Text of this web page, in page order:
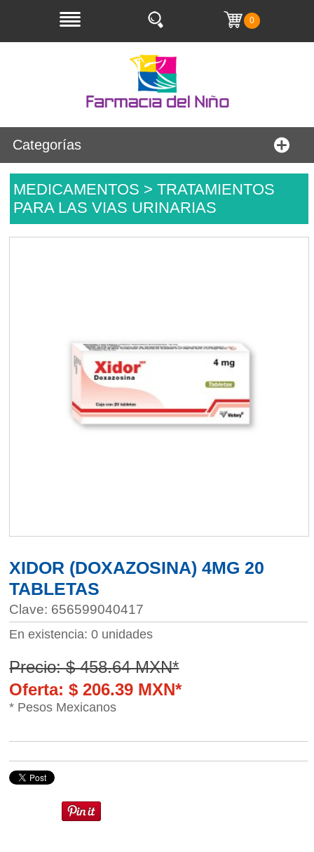
0
Categorías
MEDICAMENTOS > TRATAMIENTOS
PARA LAS VIAS URINARIAS
XIDOR (DOXAZOSINA) 4MG 20
TABLETAS
Clave: 656599040417
En existencia: 0 unidades
Precio: $ 458.64 MXN*
Oferta: $ 206.39 MXN*
* Pesos Mexicanos